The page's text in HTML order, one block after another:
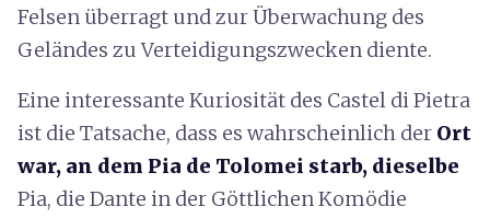
Felsen überragt und zur Überwachung des
Geländes zu Verteidigungszwecken diente.
Eine interessante Kuriosität des Castel di Pietra
ist die Tatsache, dass es wahrscheinlich der Ort
war, an dem Pia de Tolomei starb, dieselbe
Pia, die Dante in der Göttlichen Komödie